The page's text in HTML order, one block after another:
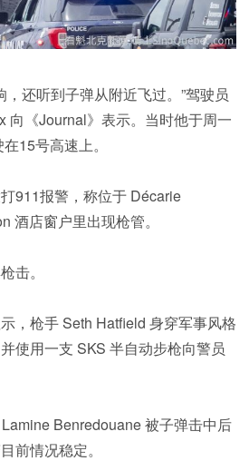
，还听到子弹从附近飞过。”驾驶员
向《Journal》表示。当时他于周一
15号高速上。
911报警，称位于 Décarie
酒店窗户里出现枪管。
击。
，枪手 Seth Hatfield 身穿军事风格
使用一支 SKS 半自动步枪向警员
Benredouane 被子弹击中后
前情况稳定。